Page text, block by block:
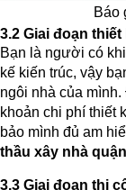
Báo
3.2 Giai đoạn
Bạn là người có
kế kiến trúc, vậy
ngôi nhà của
khoản chi phí thiết
bảo mình đủ am
thầu xây nhà
3.3 Giai đoạn thi